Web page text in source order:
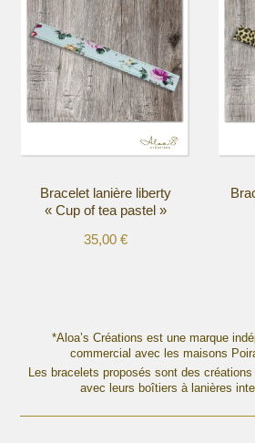
plusieurs
variations.
Les
options
peuvent
être
sur
page
Les
options
être
sur
page
Bracelet lanière liberty
« Cup of tea pastel »
35,00 €
variations.
options
Les
*Aloa’s Créations est une marque
commercial avec les maisons
Les bracelets proposés sont des
avec leurs boîtiers à lanières